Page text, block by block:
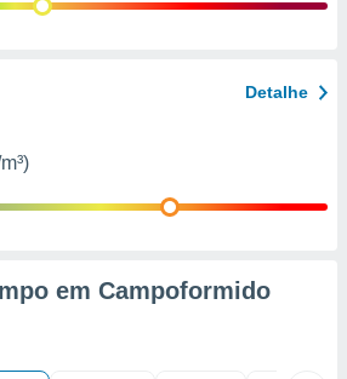
Detalhe
em Campoformido